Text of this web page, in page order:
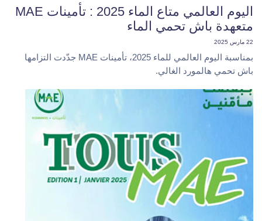
اليوم العالمي متاع الماء 2025 : تأمينات MAE
متعهدة باش تحمي الماء
22 مارس 2025
بمناسبة اليوم العالمي للماء 2025، تأمينات MAE جدّدت التزامها
باش تحمي هالمورد الغالي.